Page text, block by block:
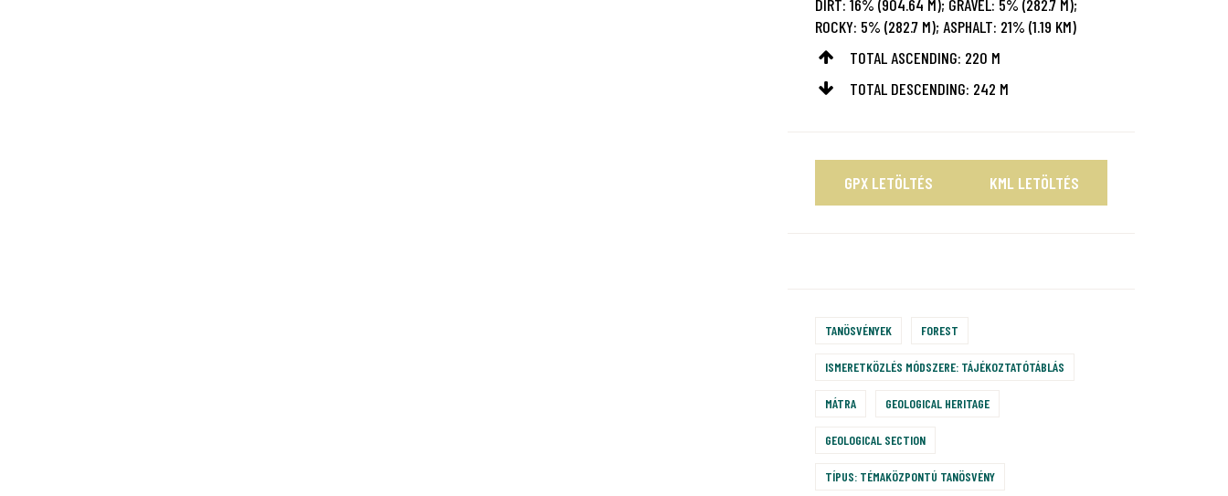
DIRT: 16% (904.64 M); GRAVEL: 5% (282.7 M);
ROCKY: 5% (282.7 M); ASPHALT: 21% (1.19 KM)
TOTAL ASCENDING: 220 M
TOTAL DESCENDING: 242 M
GPX LETÖLTÉS KML LETÖLTÉS
TANÖSVÉNYEK FOREST
ISMERETKÖZLÉS MÓDSZERE: TÁJÉKOZTATÓTÁBLÁS
MÁTRA GEOLOGICAL HERITAGE
GEOLOGICAL SECTION
TÍPUS: TÉMAKÖZPONTÚ TANÖSVÉNY